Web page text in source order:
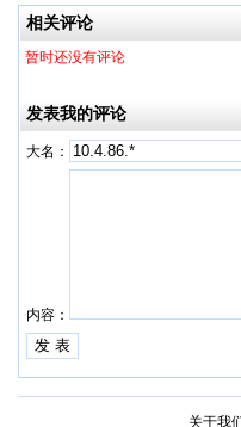
相关评论
暂时还没有评论
发表我的评论
大名：
内容：
关于我